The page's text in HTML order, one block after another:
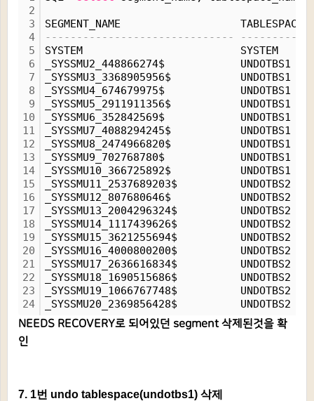
2
3
4
5
6
7
8
9
10
11
12
13
14
15
16
17
18
19
20
21
22
23
24
SEGMENT_NAME
------------------------------
SYSTEM                         SYSTEM
_SYSSMU2_448866274$            UNDOTBS1
_SYSSMU3_3368905956$           UNDOTBS1
_SYSSMU4_674679975$            UNDOTBS1
_SYSSMU5_2911911356$           UNDOTBS1
_SYSSMU6_352842569$            UNDOTBS1
_SYSSMU7_4088294245$           UNDOTBS1
_SYSSMU8_2474966820$           UNDOTBS1
_SYSSMU9_702768780$            UNDOTBS1
_SYSSMU10_366725892$           UNDOTBS1
_SYSSMU11_2537689203$          UNDOTBS2
_SYSSMU12_807680646$           UNDOTBS2
_SYSSMU13_2004296324$          UNDOTBS2
_SYSSMU14_1117439626$          UNDOTBS2
_SYSSMU15_3621255694$          UNDOTBS2
_SYSSMU16_4000800200$          UNDOTBS2
_SYSSMU17_2636616834$          UNDOTBS2
_SYSSMU18_1690515686$          UNDOTBS2
_SYSSMU19_1066767748$          UNDOTBS2
_SYSSMU20_2369856428$          UNDOTBS2
NEEDS RECOVERY로 되어있던 segment 삭제된것을 확
인
7. 1번 undo tablespace(undotbs1) 삭제